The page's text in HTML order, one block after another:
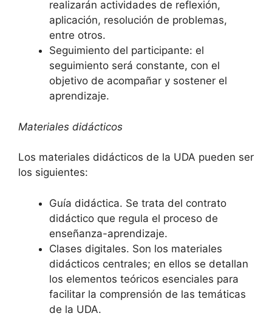
realizarán actividades de reflexión,
aplicación, resolución de problemas,
entre otros.
Seguimiento del participante: el
seguimiento será constante, con el
objetivo de acompañar y sostener el
aprendizaje.
Materiales didácticos
Los materiales didácticos de la UDA pueden ser
los siguientes:
Guía didáctica. Se trata del contrato
didáctico que regula el proceso de
enseñanza-aprendizaje.
Clases digitales. Son los materiales
didácticos centrales; en ellos se detallan
los elementos teóricos esenciales para
facilitar la comprensión de las temáticas
de la UDA.